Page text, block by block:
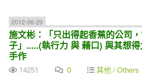
2012-06-29
施文彬：「只出得起香蕉的公司
子」.....(執行力 與 藉口) 與其想
手作
14251 0 其他 / Others